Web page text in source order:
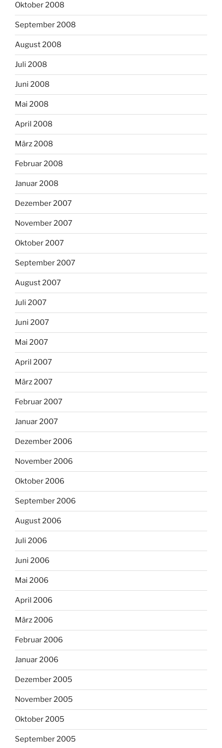
Oktober 2008
September 2008
August 2008
Juli 2008
Juni 2008
Mai 2008
April 2008
März 2008
Februar 2008
Januar 2008
Dezember 2007
November 2007
Oktober 2007
September 2007
August 2007
Juli 2007
Juni 2007
Mai 2007
April 2007
März 2007
Februar 2007
Januar 2007
Dezember 2006
November 2006
Oktober 2006
September 2006
August 2006
Juli 2006
Juni 2006
Mai 2006
April 2006
März 2006
Februar 2006
Januar 2006
Dezember 2005
November 2005
Oktober 2005
September 2005